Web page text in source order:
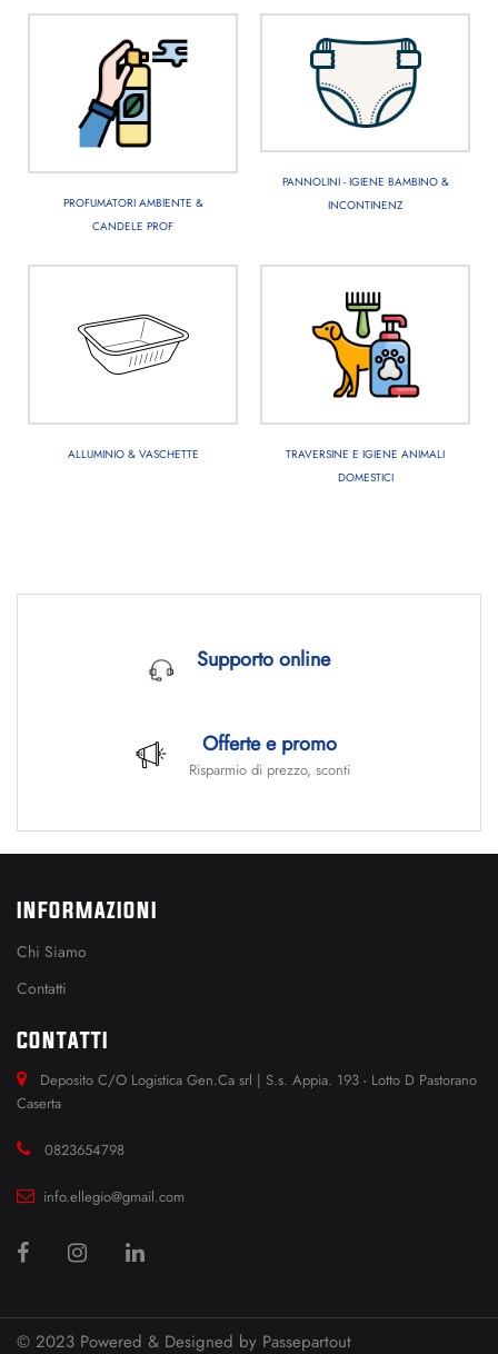
PROFUMATORI AMBIENTE &
CANDELE PROF
PANNOLINI - IGIENE BAMBINO &
INCONTINENZ
ALLUMINIO & VASCHETTE
TRAVERSINE E IGIENE ANIMALI
DOMESTICI
Supporto online
Offerte e promo
Risparmio di prezzo, sconti
INFORMAZIONI
Chi Siamo
Contatti
CONTATTI
Deposito C/O Logistica Gen.Ca srl | S.s. Appia. 193 - Lotto D Pastorano
Caserta
0823654798
info.ellegio@gmail.com
© 2023 Powered & Designed by Passepartout